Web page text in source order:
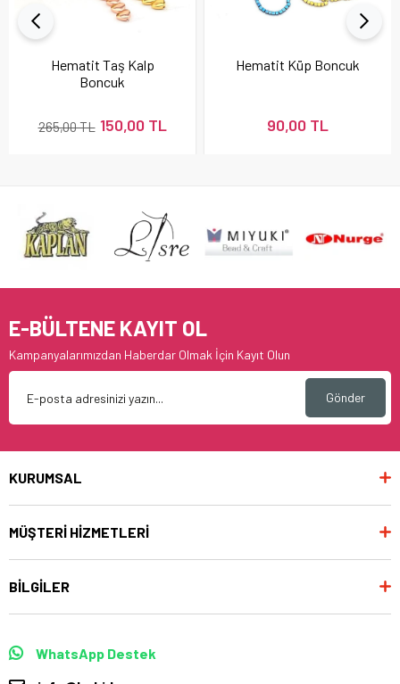
Hematit Taş Kalp
Boncuk
150,00 TL
265,00 TL
Hematit Küp Boncuk
90,00 TL
E-BÜLTENE KAYIT OL
Kampanyalarımızdan Haberdar Olmak İçin Kayıt Olun
Gönder
KURUMSAL
MÜŞTERİ HİZMETLERİ
BİLGİLER
WhatsApp Destek